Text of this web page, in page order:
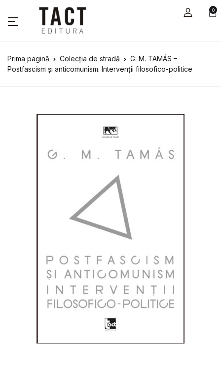
0
Prima pagină Colecția de stradă
G. M. TAMÁS –
Postfascism și anticomunism. Intervenții filosofico-politice